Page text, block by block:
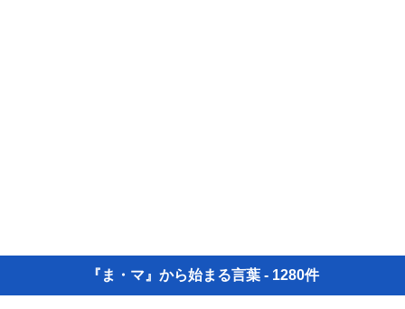
『ま・マ』から始まる言葉 - 1280件